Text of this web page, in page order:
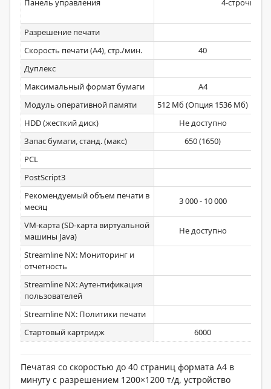
Панель управления 4-строчный
Разрешение печати
Скорость печати (А4), стр./мин.
40
Дуплекс
Максимальный формат бумаги
A4
Модуль оперативной памяти
512 Мб (Опция 1536 Мб)
HDD (жесткий диск)
Не доступно
Запас бумаги, станд. (макс)
650 (1650)
PCL
PostScript3
Рекомендуемый объем печати в
месяц
3 000 - 10 000
VM-карта (SD-карта виртуальной
машины Java)
Не доступно
Streamline NX: Мониторинг и
отчетность
Streamline NX: Аутентификация
пользователей
Streamline NX: Политики печати
Стартовый картридж
6000
Печатая со скоростью до 40 страниц формата A4 в
минуту с разрешением 1200×1200 т/д, устройство